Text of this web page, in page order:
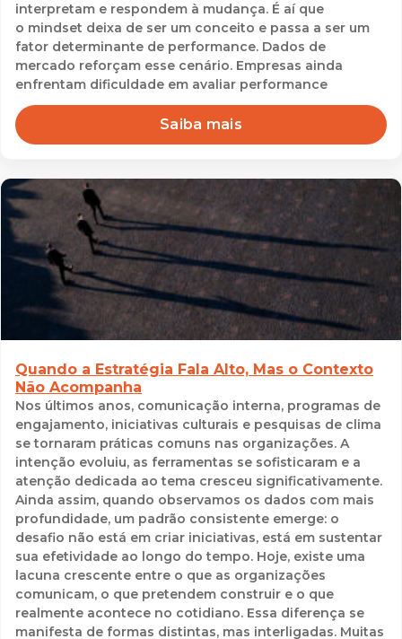
interpretam e respondem à mudança. É aí que
o mindset deixa de ser um conceito e passa a ser um
fator determinante de performance. Dados de
mercado reforçam esse cenário. Empresas ainda
enfrentam dificuldade em avaliar performance
Saiba mais
Quando a Estratégia Fala Alto, Mas o Contexto
Não Acompanha
Nos últimos anos, comunicação interna, programas de
engajamento, iniciativas culturais e pesquisas de clima
se tornaram práticas comuns nas organizações. A
intenção evoluiu, as ferramentas se sofisticaram e a
atenção dedicada ao tema cresceu significativamente.
Ainda assim, quando observamos os dados com mais
profundidade, um padrão consistente emerge: o
desafio não está em criar iniciativas, está em sustentar
sua efetividade ao longo do tempo. Hoje, existe uma
lacuna crescente entre o que as organizações
comunicam, o que pretendem construir e o que
realmente acontece no cotidiano. Essa diferença se
manifesta de formas distintas, mas interligadas. Muitas